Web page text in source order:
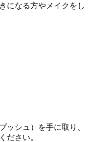
になる方やメイクをし
ッシュ）を手に取り、
ださい。